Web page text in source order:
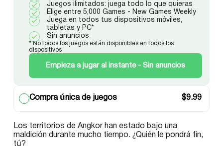
Juegos ilimitados: juega todo lo que quieras
Elige entre 5,000 Games - New Games Weekly
Juega en todos tus dispositivos móviles,
tabletas y PC*
Sin anuncios
* No todos los juegos están disponibles en todos los
dispositivos
Empieza a jugar al instante - Sin anuncios
Compra única de juegos $9.99
Los territorios de Angkor han estado bajo una
maldición durante mucho tiempo. ¿Quién le pondrá fin,
tú?